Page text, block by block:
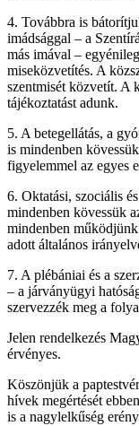
4. Továbbra is
imádsággal – a
más imával –
miseközvetítés. A
szentmisét közvetít. A
tájékoztatást adunk.
5. A betegellátás, a
is mindenben
figyelemmel az egyes
6. Oktatási, szociális
mindenben kövessük
mindenben
adott általános
7. A plébániai és a
– a járványügyi
szervezzék meg a
Jelen rendelkezés
érvényes.
Köszönjük a
hívek megértését
is a nagylelkűség